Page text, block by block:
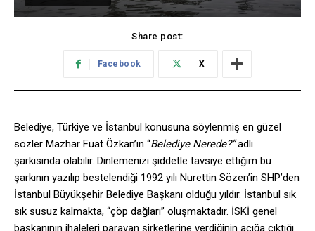
Share post:
Facebook X
Belediye, Türkiye ve İstanbul konusuna söylenmiş en güzel
sözler Mazhar Fuat Özkan’ın “Belediye Nerede?”adlı
şarkısında olabilir. Dinlemenizi şiddetle tavsiye ettiğim bu
şarkının yazılıp bestelendiği 1992 yılı Nurettin Sözen’in SHP’den
İstanbul Büyükşehir Belediye Başkanı olduğu yıldır. İstanbul sık
sık susuz kalmakta, “çöp dağları” oluşmaktadır. İSKİ genel
başkanının ihaleleri paravan şirketlerine verdiğinin açığa çıktığı